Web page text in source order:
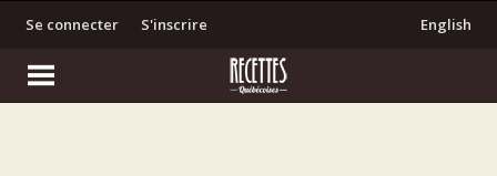
S'inscrire
Se connecter English